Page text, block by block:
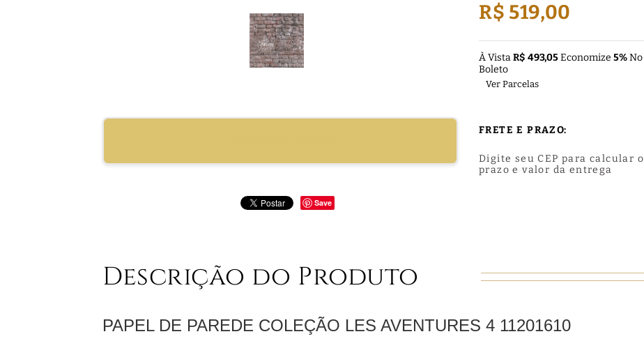
Save
R$ 519,00
À VistaR$ 493,05Economize 5%No
Boleto
Ver Parcelas
FRETE E PRAZO:
Digite seu CEP para calcular o
prazo e valor da entrega
Descrição do Produto
PAPEL DE PAREDE COLEÇÃO LES AVENTURES 4 11201610